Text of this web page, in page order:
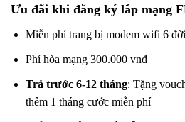
Ưu đãi khi đăng ký lắp mạng
Miễn phí trang bị modem wifi 6
Phí hòa mạng 300.000 vnđ
Trả trước 6-12 tháng: Tặng
thêm 1 tháng cước miễn phí